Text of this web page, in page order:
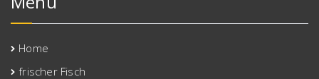
Home
frischer Fisch